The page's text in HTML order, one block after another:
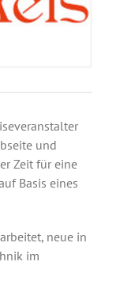
und
Zeit für eine
Basis eines
neue in
im